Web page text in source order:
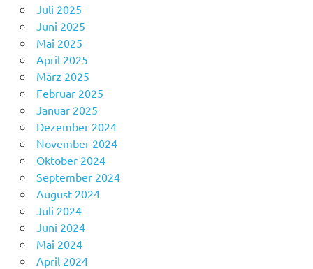
Juli 2025
Juni 2025
Mai 2025
April 2025
März 2025
Februar 2025
Januar 2025
Dezember 2024
November 2024
Oktober 2024
September 2024
August 2024
Juli 2024
Juni 2024
Mai 2024
April 2024